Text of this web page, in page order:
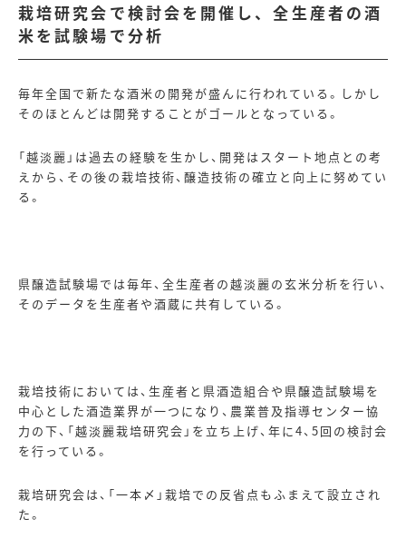
栽培研究会で検討会を開催し、全生産者の酒
米を試験場で分析
毎年全国で新たな酒米の開発が盛んに行われている。しかし
そのほとんどは開発することがゴールとなっている。
「越淡麗」は過去の経験を生かし、開発はスタート地点との考
えから、その後の栽培技術、醸造技術の確立と向上に努めてい
る。
県醸造試験場では毎年、全生産者の越淡麗の玄米分析を行い、
そのデータを生産者や酒蔵に共有している。
栽培技術においては、生産者と県酒造組合や県醸造試験場を
中心とした酒造業界が一つになり、農業普及指導センター協
力の下、「越淡麗栽培研究会」を立ち上げ、年に4、 5回の検討会
を行っている。
栽培研究会は、「一本〆」栽培での反省点もふまえて設立され
た。